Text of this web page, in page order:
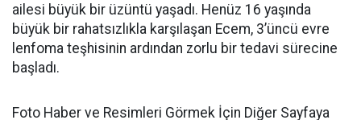
ailesi büyük bir üzüntü yaşadı. Henüz 16 yaşında
büyük bir rahatsızlıkla karşılaşan Ecem, 3’üncü evre
lenfoma teşhisinin ardından zorlu bir tedavi sürecine
başladı.
Foto Haber ve Resimleri Görmek İçin Diğer Sayfaya